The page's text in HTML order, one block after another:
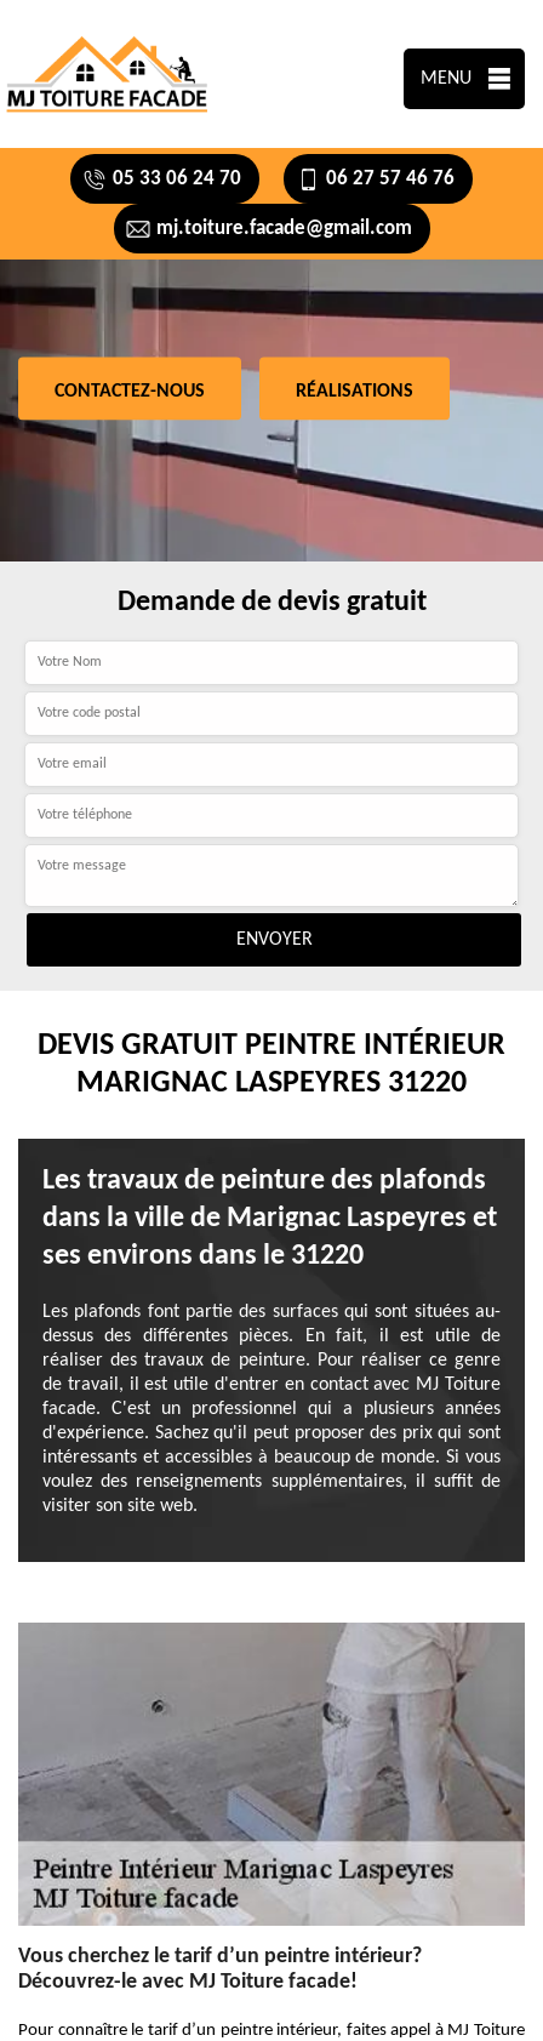
MENU
05 33 06 24 70 06 27 57 46 76
mj.toiture.facade@gmail.com
CONTACTEZ-NOUS RÉALISATIONS
Demande de devis gratuit
DEVIS GRATUIT PEINTRE INTÉRIEUR
MARIGNAC LASPEYRES 31220
Les travaux de peinture des plafonds
dans la ville de Marignac Laspeyres et
ses environs dans le 31220
Les plafonds font partie des surfaces qui sont situées au-
dessus des différentes pièces. En fait, il est utile de
réaliser des travaux de peinture. Pour réaliser ce genre
de travail, il est utile d'entrer en contact avec MJ Toiture
facade. C'est un professionnel qui a plusieurs années
d'expérience. Sachez qu'il peut proposer des prix qui sont
intéressants et accessibles à beaucoup de monde. Si vous
voulez des renseignements supplémentaires, il suffit de
visiter son site web.
Vous cherchez le tarif d’un peintre intérieur?
Découvrez-le avec MJ Toiture facade!
Pour connaître le tarif d’un peintre intérieur, faites appel à MJ Toiture